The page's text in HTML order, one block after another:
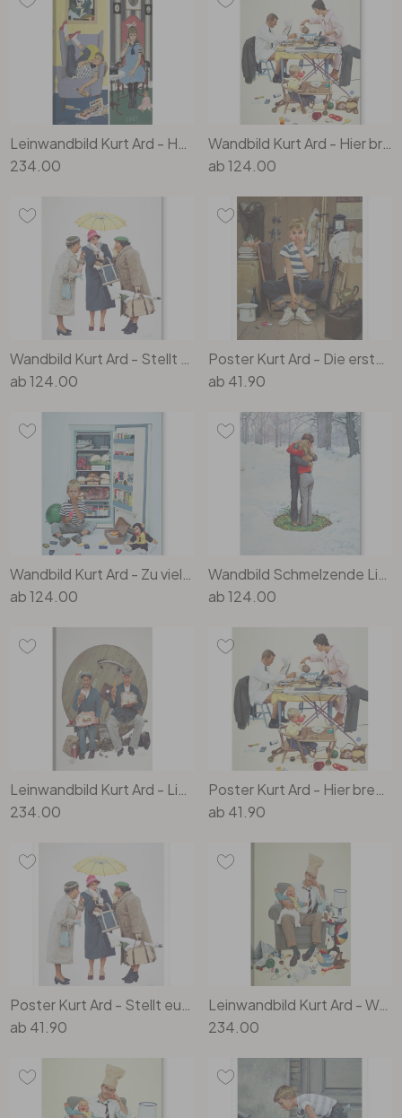
Wohnzimmer
Schlafzimmer
Kinderzimmer
Jugendzimmer
Flur
Wohnzimmer
Schlafzimmer
Kinderzimmer
Küche
Tapeten Grün
Tapeten Pink & Rosa
Tapeten Türkis
Tapeten Lila & Violett
Wohnzimmer
Schlafzimmer
Kinderzimmer
Bad
Eingangsbereich
234.00
ab124.00
ab124.00
ab 41.90
ab124.00
ab124.00
234.00
ab 41.90
ab 41.90
Leinwandbild Kurt Ard - Wo bleibt Mama denn (1960) - 70x100cm
234.00